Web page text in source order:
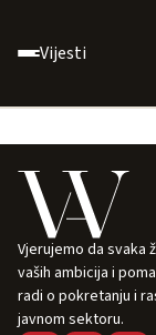
Vijesti
Vjerujemo da svaka
vaših ambicija i
radi o pokretanju i
javnom sektoru.